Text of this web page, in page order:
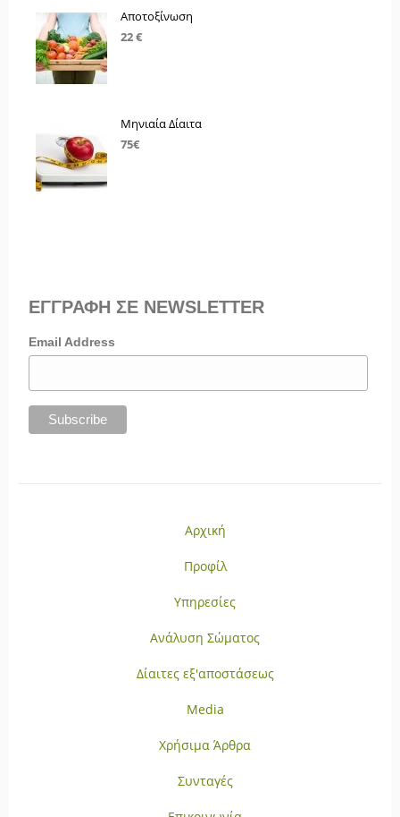
Αποτοξίνωση
22 €
Μηνιαία Δίαιτα
75€
ΕΓΓΡΑΦΗ ΣΕ NEWSLETTER
Email Address
Αρχική
Προφίλ
Υπηρεσίες
Ανάλυση Σώματος
Δίαιτες εξ'αποστάσεως
Media
Χρήσιμα Άρθρα
Συνταγές